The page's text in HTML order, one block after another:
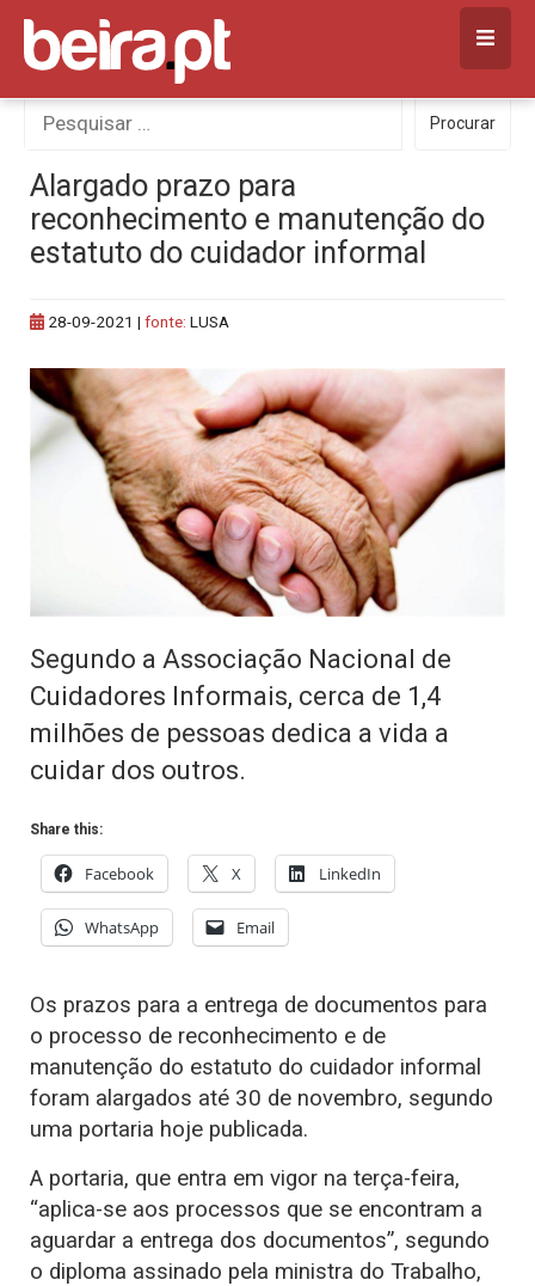
Skip
content
Procurar
por:
Procurar
Alargado prazo para
reconhecimento e manutenção do
estatuto do cuidador informal
28-09-2021 | fonte: LUSA
Segundo a Associação Nacional de
Cuidadores Informais, cerca de 1,4
milhões de pessoas dedica a vida a
cuidar dos outros.
Share this:
Facebook X LinkedIn
WhatsApp Email
Os prazos para a entrega de documentos para
o processo de reconhecimento e de
manutenção do estatuto do cuidador informal
foram alargados até 30 de novembro, segundo
uma portaria hoje publicada.
A portaria, que entra em vigor na terça-feira,
“aplica-se aos processos que se encontram a
aguardar a entrega dos documentos”, segundo
o diploma assinado pela ministra do Trabalho,